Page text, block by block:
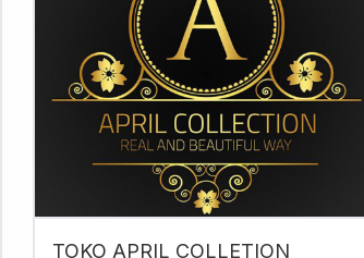
TOKO APRIL COLLETION